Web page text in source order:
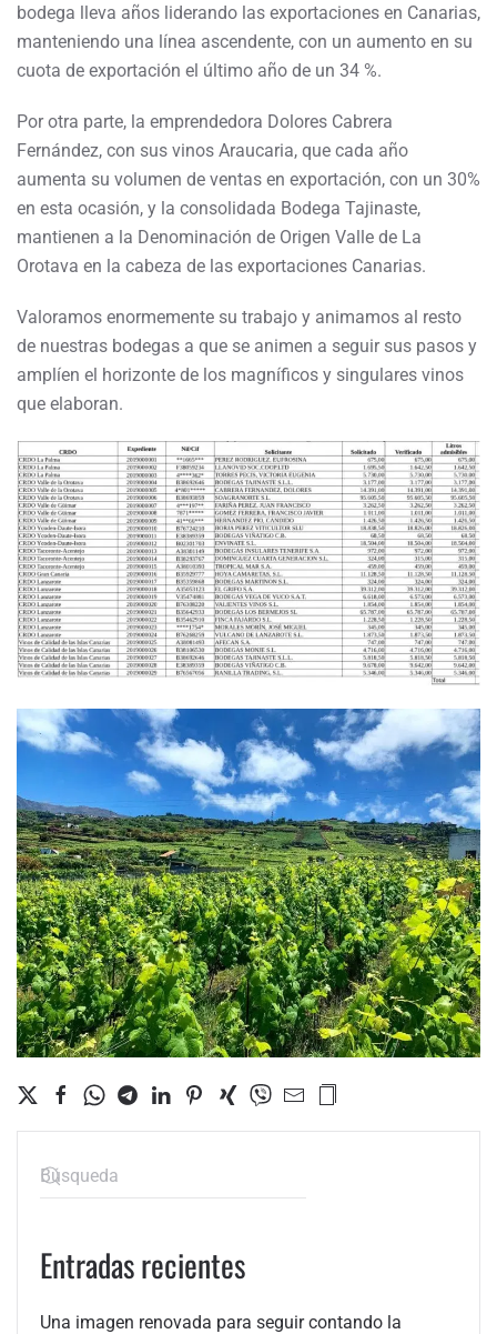
bodega lleva años liderando las exportaciones en Canarias,
manteniendo una línea ascendente, con un aumento en su
cuota de exportación el último año de un 34 %.
Por otra parte, la emprendedora Dolores Cabrera
Fernández, con sus vinos Araucaria, que cada año
aumenta su volumen de ventas en exportación, con un 30%
en esta ocasión, y la consolidada Bodega Tajinaste,
mantienen a la Denominación de Origen Valle de La
Orotava en la cabeza de las exportaciones Canarias.
Valoramos enormemente su trabajo y animamos al resto
de nuestras bodegas a que se animen a seguir sus pasos y
amplíen el horizonte de los magníficos y singulares vinos
que elaboran.
Entradas recientes
Una imagen renovada para seguir contando la